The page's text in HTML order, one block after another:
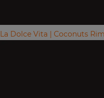
La Dolce Vita | Coconuts